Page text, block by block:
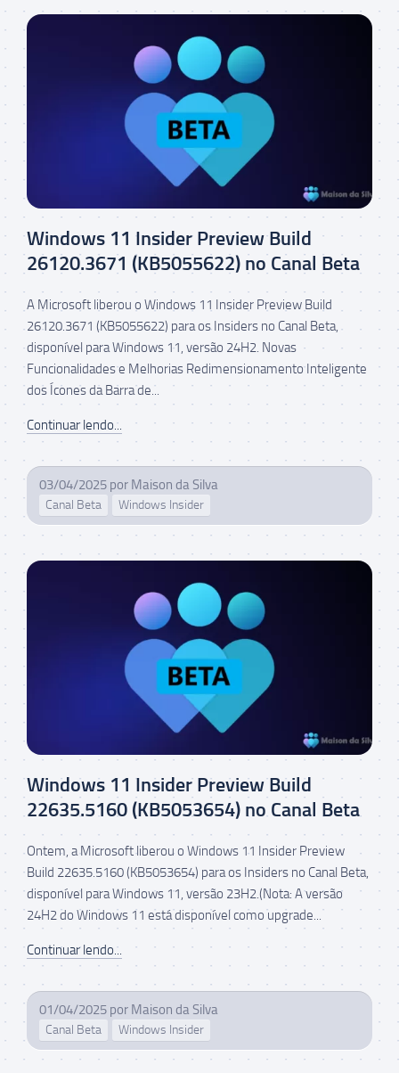
Windows 11 Insider Preview Build
26120.3671 (KB5055622) no Canal Beta
A Microsoft liberou o Windows 11 Insider Preview Build
26120.3671 (KB5055622) para os Insiders no Canal Beta,
disponível para Windows 11, versão 24H2. Novas
Funcionalidades e Melhorias Redimensionamento Inteligente
dos Ícones da Barra de...
Continuar lendo...
03/04/2025 por Maison da Silva
Canal Beta Windows Insider
Windows 11 Insider Preview Build
22635.5160 (KB5053654) no Canal Beta
Ontem, a Microsoft liberou o Windows 11 Insider Preview
Build 22635.5160 (KB5053654) para os Insiders no Canal Beta,
disponível para Windows 11, versão 23H2.(Nota: A versão
24H2 do Windows 11 está disponível como upgrade...
Continuar lendo...
01/04/2025 por Maison da Silva
Canal Beta Windows Insider